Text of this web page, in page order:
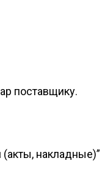
поставщику.
накладные)”